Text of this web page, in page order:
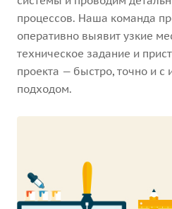
процессов. Наша команда
оперативно выявит узкие
техническое задание и
проекта — быстро, точно и с
подходом.